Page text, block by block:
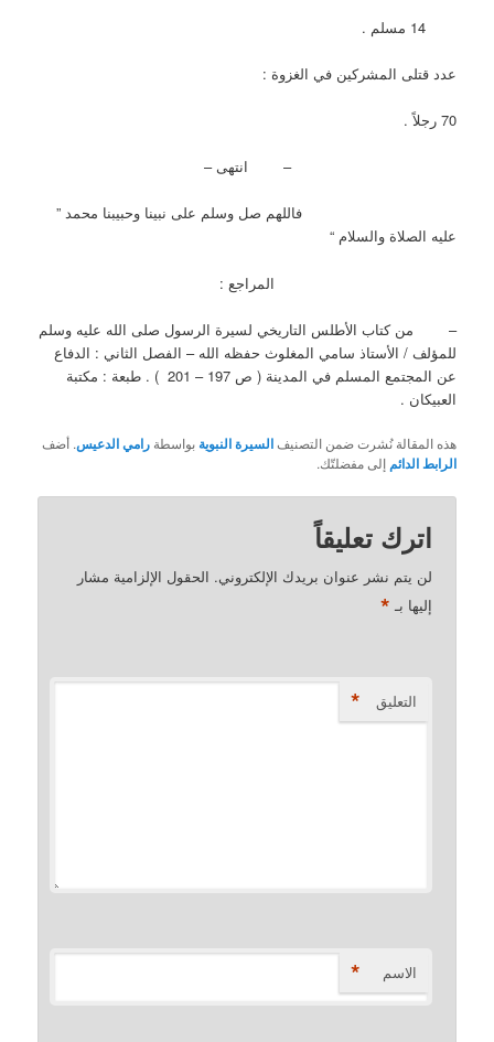
14 مسلم .
عدد قتلى المشركين في الغزوة :
70 رجلاً .
– انتهى –
فاللهم صل وسلم على نبينا وحبيبنا محمد ”
عليه الصلاة والسلام “
المراجع :
– من كتاب الأطلس التاريخي لسيرة الرسول صلى الله عليه وسلم
للمؤلف / الأستاذ سامي المغلوث حفظه الله – الفصل الثاني : الدفاع
عن المجتمع المسلم في المدينة ( ص 197 – 201 ) . طبعة : مكتبة
العبيكان .
هذه المقالة نُشرت ضمن التصنيفالسيرة النبوية بواسطةرامي الدعيس. أضف
الرابط الدائم إلى مفضلتّك.
اترك تعليقاً
لن يتم نشر عنوان بريدك الإلكتروني. الحقول الإلزامية مشار
إليها بـ *
التعليق *
الاسم *